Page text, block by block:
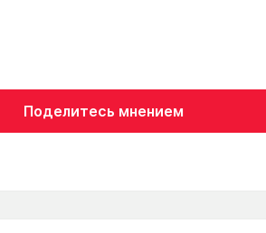
Поделитесь мнением